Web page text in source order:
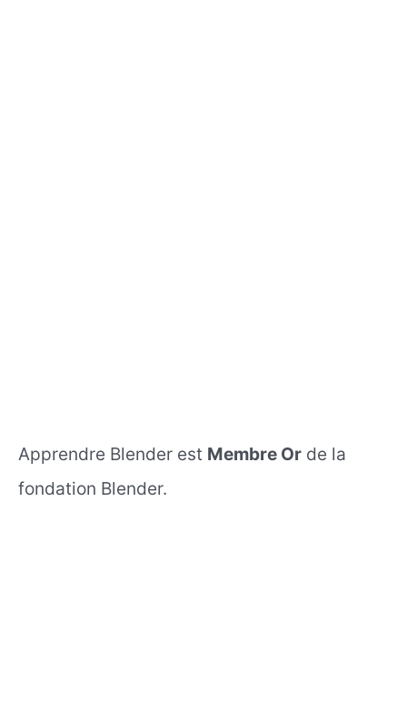
Apprendre Blender est Membre Or de la
fondation Blender.